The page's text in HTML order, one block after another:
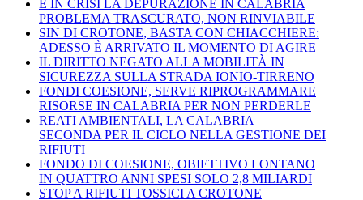
È IN CRISI LA DEPURAZIONE IN CALABRIA
PROBLEMA TRASCURATO, NON RINVIABILE
SIN DI CROTONE, BASTA CON CHIACCHIERE:
ADESSO È ARRIVATO IL MOMENTO DI AGIRE
IL DIRITTO NEGATO ALLA MOBILITÀ IN
SICUREZZA SULLA STRADA IONIO-TIRRENO
FONDI COESIONE, SERVE RIPROGRAMMARE
RISORSE IN CALABRIA PER NON PERDERLE
REATI AMBIENTALI, LA CALABRIA
SECONDA PER IL CICLO NELLA GESTIONE DEI
RIFIUTI
FONDO DI COESIONE, OBIETTIVO LONTANO
IN QUATTRO ANNI SPESI SOLO 2,8 MILIARDI
STOP A RIFIUTI TOSSICI A CROTONE